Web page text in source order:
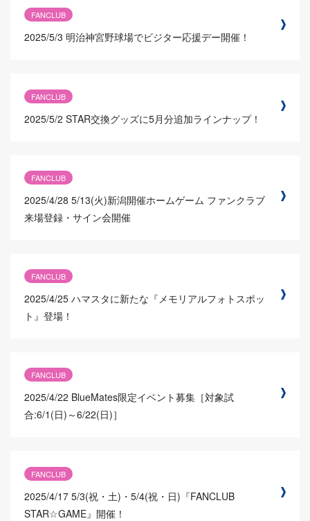
FANCLUB
2025/5/3 明治神宮野球場でビジター応援デー開催！
FANCLUB
2025/5/2 STAR交換グッズに5月分追加ラインナップ！
FANCLUB
2025/4/28 5/13(火)新潟開催ホームゲーム ファンクラブ
来場登録・サイン会開催
FANCLUB
2025/4/25 ハマスタに新たな『メモリアルフォトスポッ
ト』登場！
FANCLUB
2025/4/22 BlueMates限定イベント募集［対象試
合:6/1(日)～6/22(日)］
FANCLUB
2025/4/17 5/3(祝・土)・5/4(祝・日)『FANCLUB
STAR☆GAME』開催！